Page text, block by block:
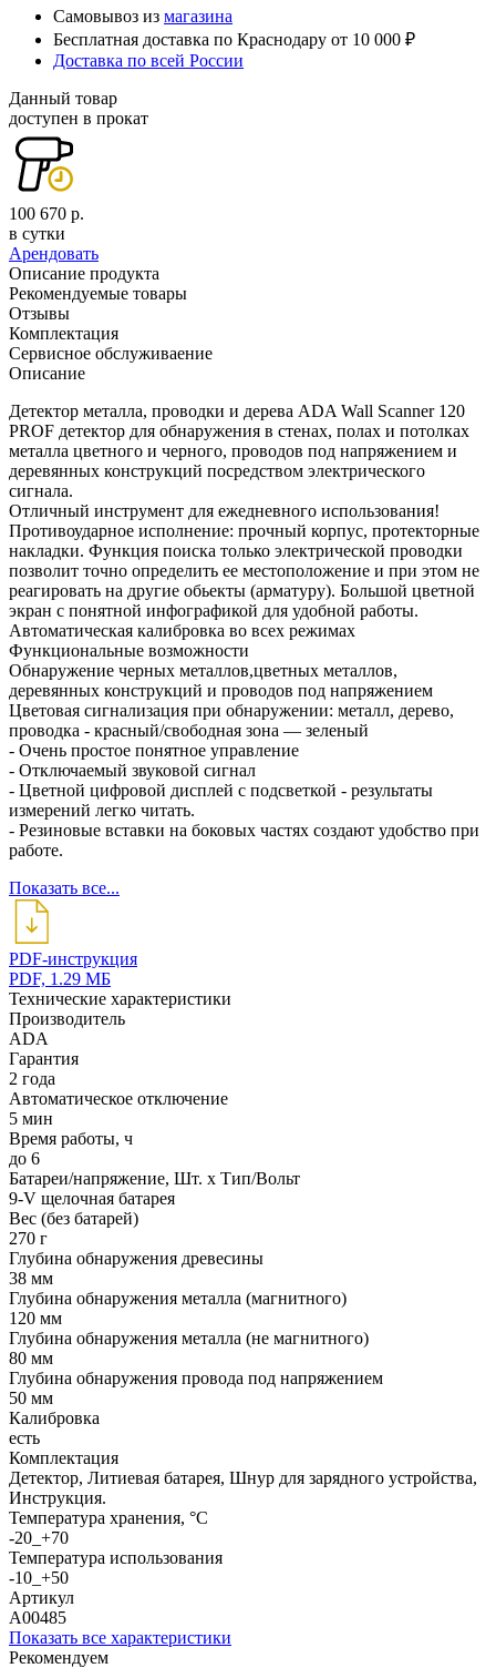
Самовывоз из магазина
Бесплатная доставка по Краснодару от 10 000 ₽
Доставка по всей России
Данный товар
доступен в прокат
100 670 р.
в сутки
Арендовать
Описание продукта
Рекомендуемые товары
Отзывы
Комплектация
Сервисное обслуживаение
Описание
Детектор металла, проводки и дерева ADA Wall Scanner 120
PROF детектор для обнаружения в стенах, полах и потолках
металла цветного и черного, проводов под напряжением и
деревянных конструкций посредством электрического
сигнала.
Отличный инструмент для ежедневного использования!
Противоударное исполнение: прочный корпус, протекторные
накладки. Функция поиска только электрической проводки
позволит точно определить ее местоположение и при этом не
реагировать на другие обьекты (арматуру). Большой цветной
экран с понятной инфографикой для удобной работы.
Автоматическая калибровка во всех режимах
Функциональные возможности
Обнаружение черных металлов,цветных металлов,
деревянных конструкций и проводов под напряжением
Цветовая сигнализация при обнаружении: металл, дерево,
проводка - красный/свободная зона — зеленый
- Очень простое понятное управление
- Отключаемый звуковой сигнал
- Цветной цифровой дисплей с подсветкой - результаты
измерений легко читать.
- Резиновые вставки на боковых частях создают удобство при
работе.
Показать все...
PDF-инструкция
PDF, 1.29 МБ
Технические характеристики
Производитель
ADA
Гарантия
2 года
Автоматическое отключение
5 мин
Время работы, ч
до 6
Батареи/напряжение, Шт. х Тип/Вольт
9-V щелочная батарея
Вес (без батарей)
270 г
Глубина обнаружения древесины
38 мм
Глубина обнаружения металла (магнитного)
120 мм
Глубина обнаружения металла (не магнитного)
80 мм
Глубина обнаружения провода под напряжением
50 мм
Калибровка
есть
Комплектация
Детектор, Литиевая батарея, Шнур для зарядного устройства,
Инструкция.
Температура хранения, °C
-20_+70
Температура использования
-10_+50
Артикул
А00485
Показать все характеристики
Рекомендуем